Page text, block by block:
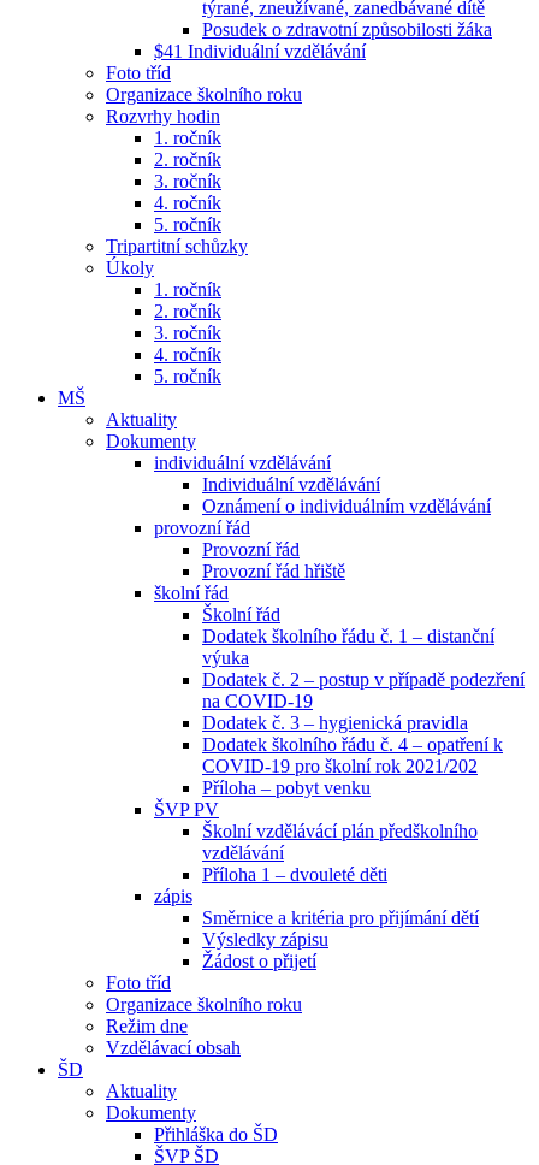
týrané, zneužívané, zanedbávané dítě
Posudek o zdravotní způsobilosti žáka
$41 Individuální vzdělávání
Foto tříd
Organizace školního roku
Rozvrhy hodin
1. ročník
2. ročník
3. ročník
4. ročník
5. ročník
Tripartitní schůzky
Úkoly
1. ročník
2. ročník
3. ročník
4. ročník
5. ročník
MŠ
Aktuality
Dokumenty
individuální vzdělávání
Individuální vzdělávání
Oznámení o individuálním vzdělávání
provozní řád
Provozní řád
Provozní řád hřiště
školní řád
Školní řád
Dodatek školního řádu č. 1 – distanční
výuka
Dodatek č. 2 – postup v případě podezření
na COVID-19
Dodatek č. 3 – hygienická pravidla
Dodatek školního řádu č. 4 – opatření k
COVID-19 pro školní rok 2021/202
Příloha – pobyt venku
ŠVP PV
Školní vzdělávácí plán předškolního
vzdělávání
Příloha 1 – dvouleté děti
zápis
Směrnice a kritéria pro přijímání dětí
Výsledky zápisu
Žádost o přijetí
Foto tříd
Organizace školního roku
Režim dne
Vzdělávací obsah
ŠD
Aktuality
Dokumenty
Přihláška do ŠD
ŠVP ŠD